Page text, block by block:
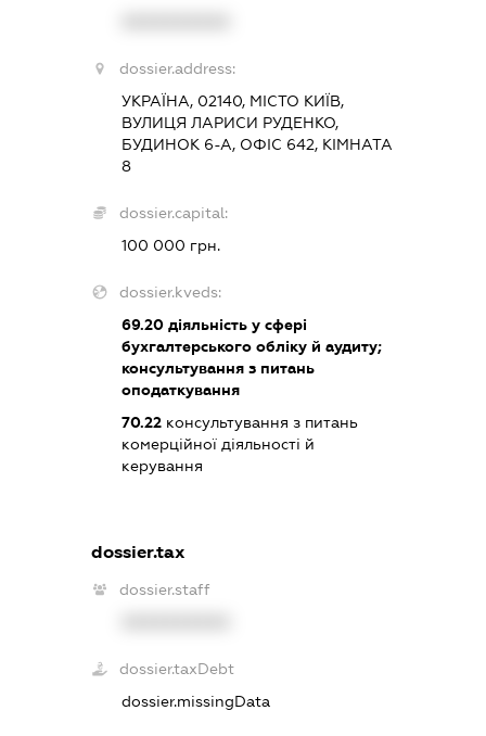
dossier.address:
УКРАЇНА, 02140, МІСТО КИЇВ,
ВУЛИЦЯ ЛАРИСИ РУДЕНКО,
БУДИНОК 6-А, ОФІС 642, КІМНАТА
8
dossier.capital:
100 000 грн.
dossier.kveds:
69.20 діяльність у сфері
бухгалтерського обліку й аудиту;
консультування з питань
оподаткування
70.22 консультування з питань
комерційної діяльності й
керування
dossier.tax
dossier.staff
dossier.taxDebt
dossier.missingData